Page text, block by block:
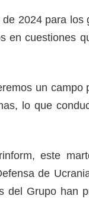
2024 para los
en cuestiones
un
lo que
este
de
del Grupo han